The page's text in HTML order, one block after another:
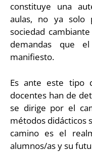
constituye una
aulas, no ya solo
sociedad
demandas que
manifiesto.
Es ante este tipo
docentes han de
se dirige por el
métodos didácticos
camino es el
alumnos/as y su